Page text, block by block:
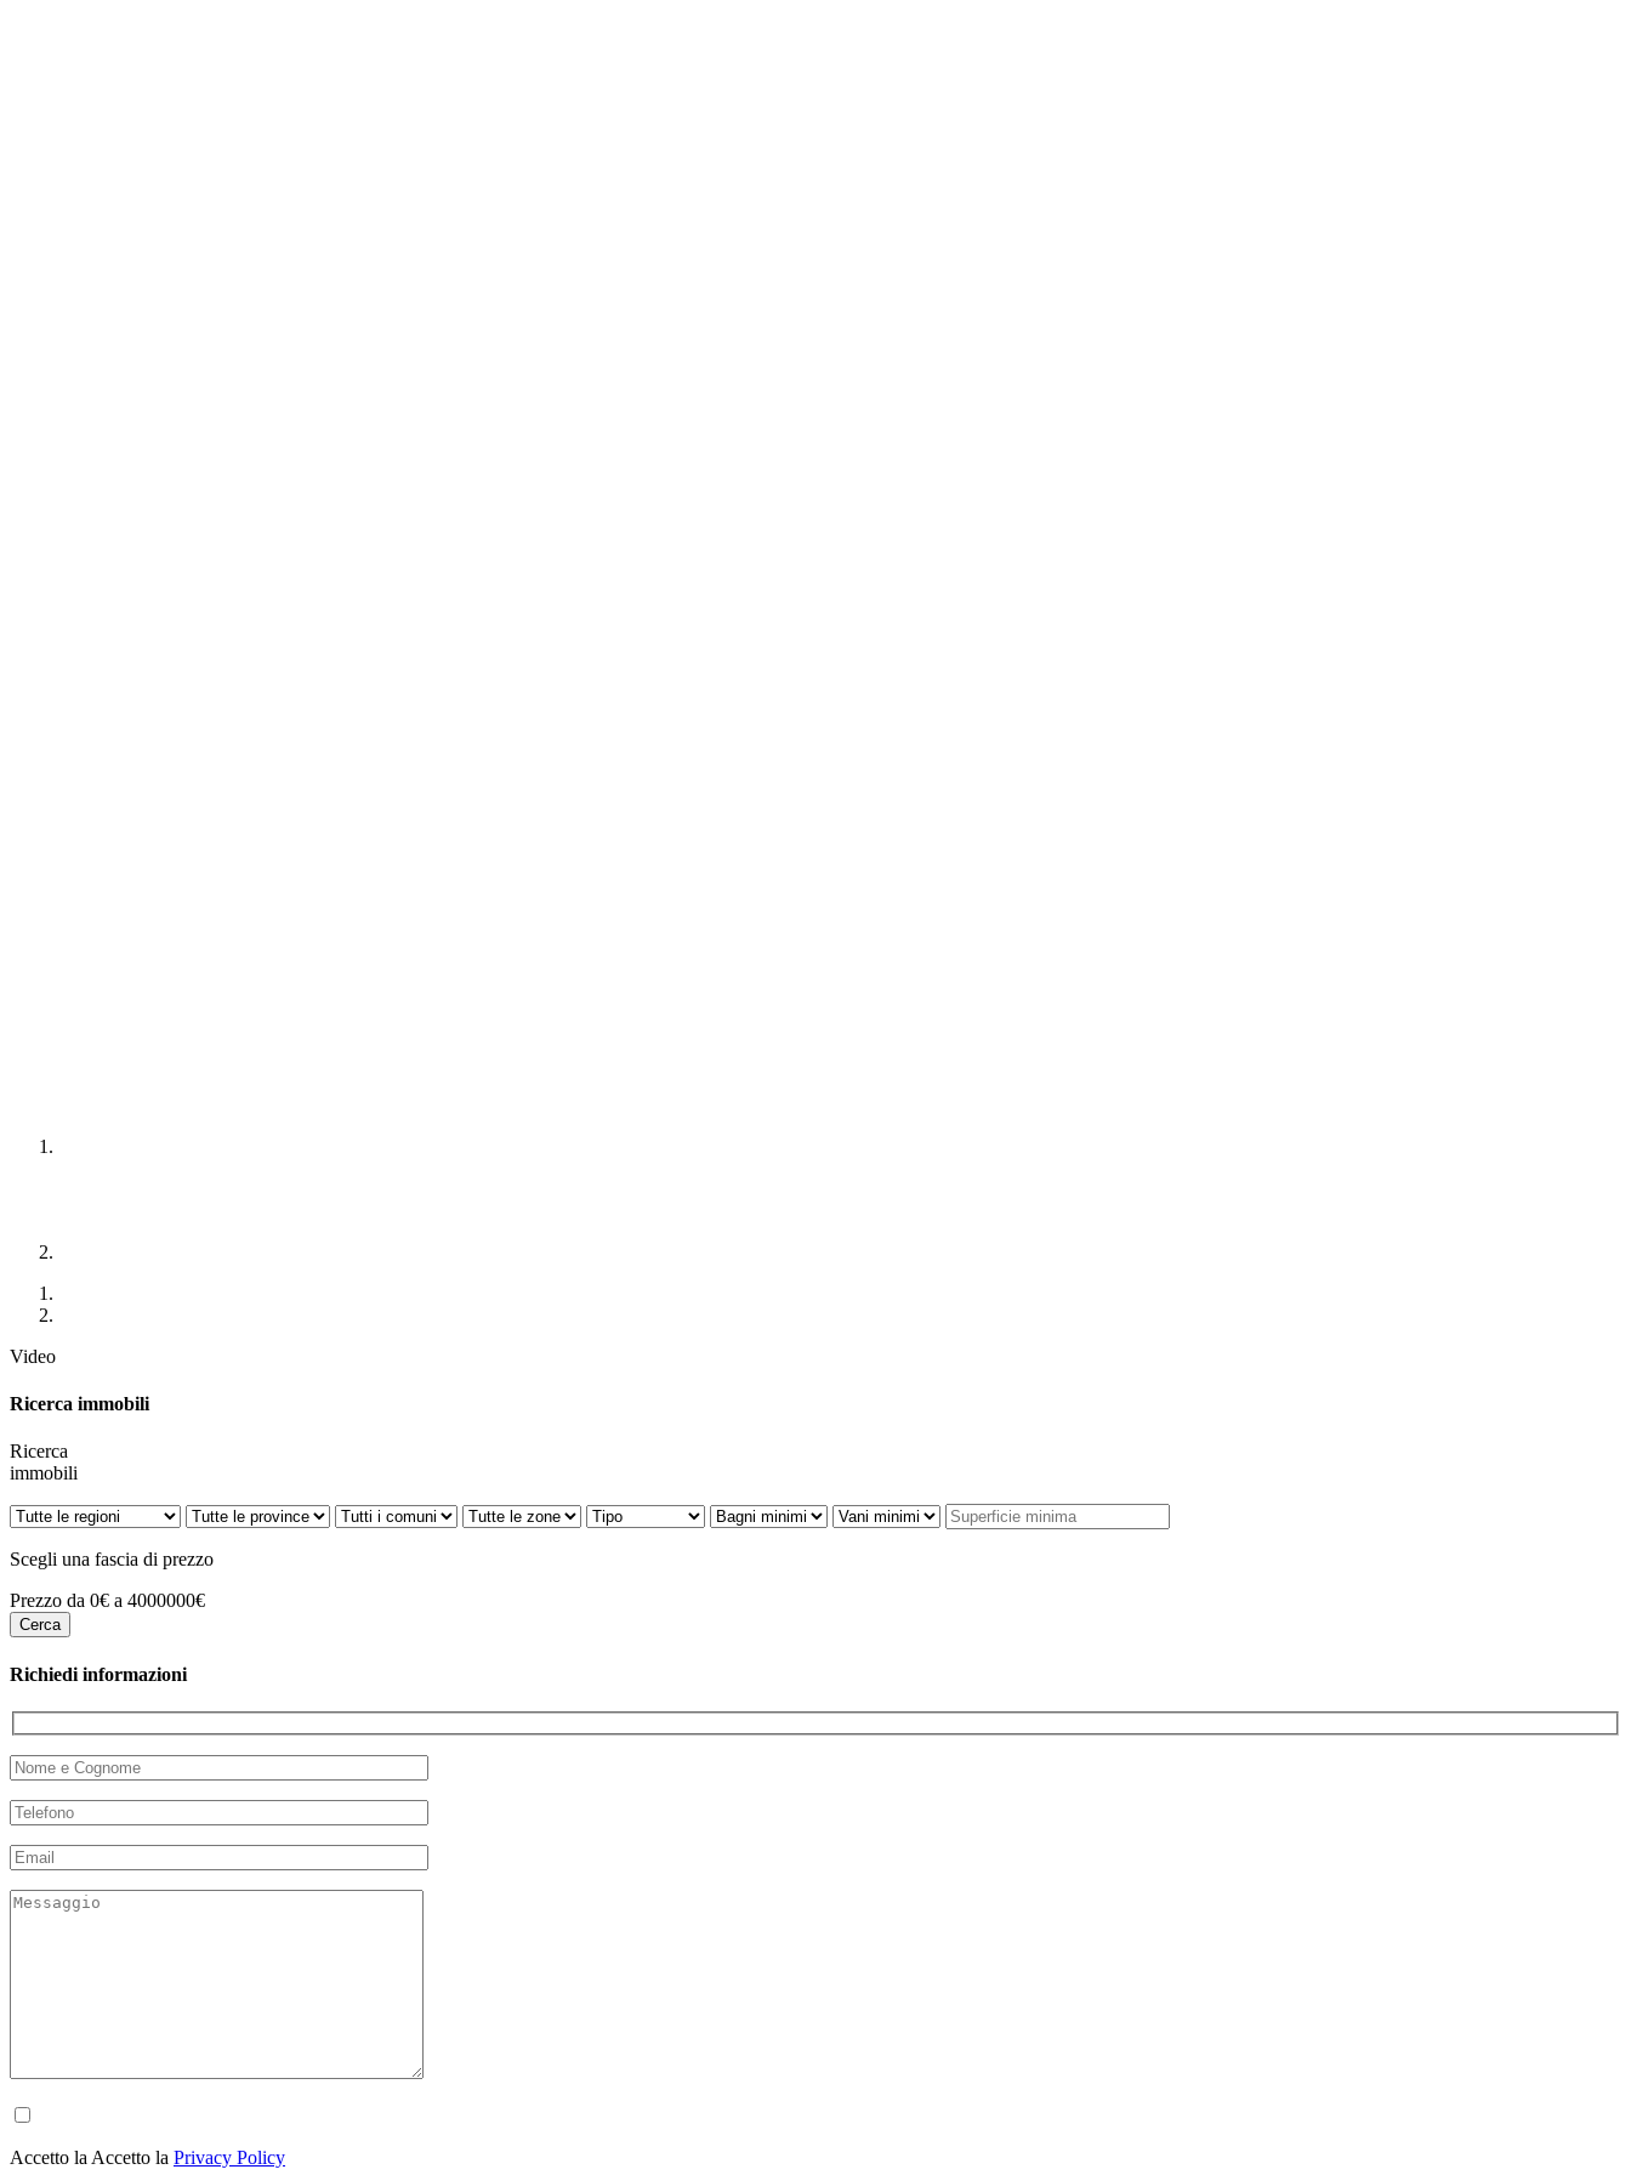
Video
Ricerca immobili
Ricerca
immobili
Scegli una fascia di prezzo
Prezzo da 0€ a 4000000€
Richiedi informazioni
Accetto la Accetto la Privacy Policy